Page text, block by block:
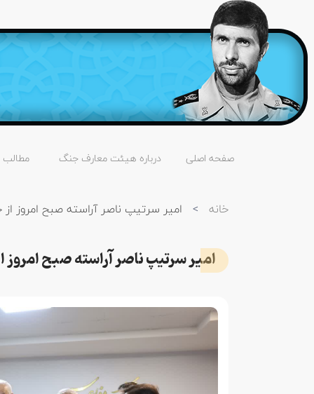
صفحه اصلی درباره هیئت معارف جنگ مطالب
خانه > امیر سرتیپ ناصر آراسته صبح امروز
امیر سرتیپ ناصر آراسته صبح امروز